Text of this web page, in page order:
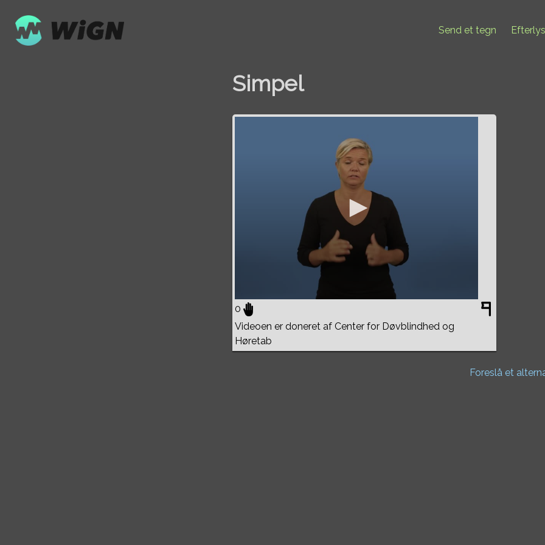
Send et tegn
Simpel
0
Videoen er doneret af Center for Døvblindhed og
Høretab
Foreslå et